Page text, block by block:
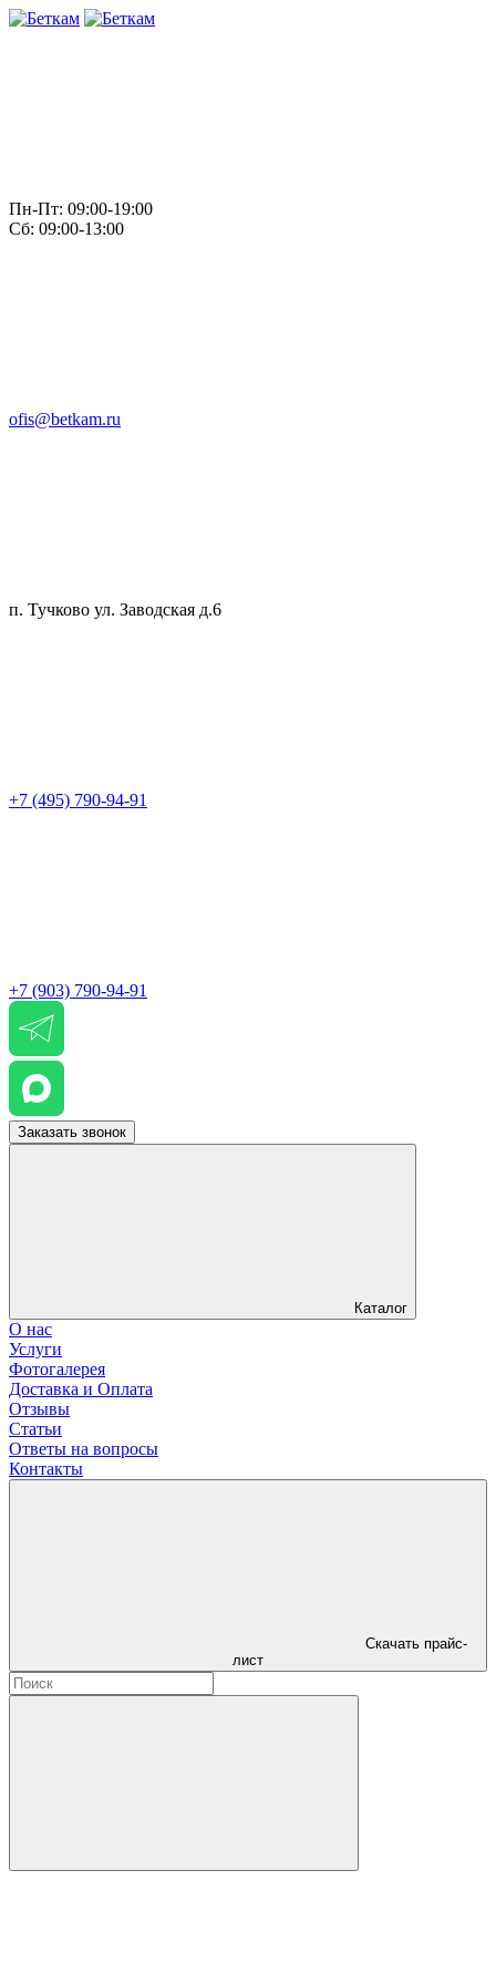
Пн-Пт: 09:00-19:00
Сб: 09:00-13:00
ofis@betkam.ru
п. Тучково ул. Заводская д.6
+7 (495) 790-94-91
+7 (903) 790-94-91
Заказать звонок
Каталог
О нас
Услуги
Фотогалерея
Доставка и Оплата
Отзывы
Статьи
Ответы на вопросы
Контакты
Скачать прайс-
лист